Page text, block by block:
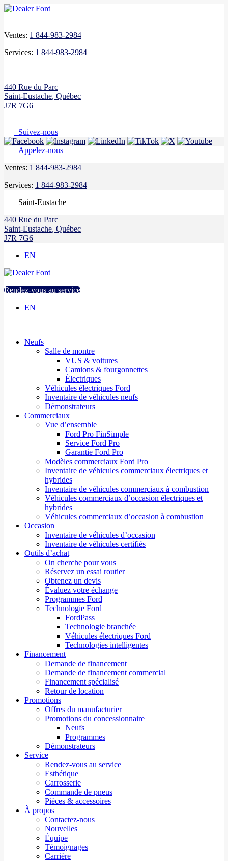
Ventes: 1 844-983-2984
Services: 1 844-983-2984
440 Rue du Parc
Saint-Eustache, Québec
J7R 7G6
Suivez-nous
Appelez-nous
Ventes: 1 844-983-2984
Services: 1 844-983-2984
Saint-Eustache
440 Rue du Parc
Saint-Eustache, Québec
J7R 7G6
EN
Rendez-vous au service
EN
Neufs
Salle de montre
VUS & voitures
Camions & fourgonnettes
Électriques
Véhicules électriques Ford
Inventaire de véhicules neufs
Démonstrateurs
Commerciaux
Vue d’ensemble
Ford Pro FinSimple
Service Ford Pro
Garantie Ford Pro
Modèles commerciaux Ford Pro
Inventaire de véhicules commerciaux électriques et
hybrides
Inventaire de véhicules commerciaux à combustion
Véhicules commerciaux d’occasion électriques et
hybrides
Véhicules commerciaux d’occasion à combustion
Occasion
Inventaire de véhicules d’occasion
Inventaire de véhicules certifiés
Outils d’achat
On cherche pour vous
Réservez un essai routier
Obtenez un devis
Évaluez votre échange
Programmes Ford
Technologie Ford
FordPass
Technologie branchée
Véhicules électriques Ford
Technologies intelligentes
Financement
Demande de financement
Demande de financement commercial
Financement spécialisé
Retour de location
Promotions
Offres du manufacturier
Promotions du concessionnaire
Neufs
Programmes
Démonstrateurs
Service
Rendez-vous au service
Esthétique
Carrosserie
Commande de pneus
Pièces & accessoires
À propos
Contactez-nous
Nouvelles
Équipe
Témoignages
Carrière